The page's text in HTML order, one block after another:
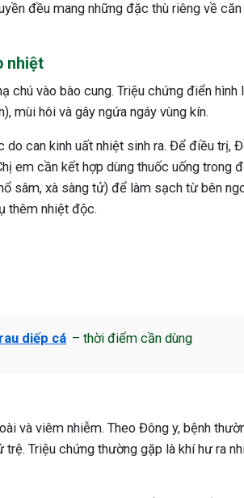
đều mang những đặc thù riêng về căn
nhiệt
chú vào bào cung. Triệu chứng điển hình
mùi hôi và gây ngứa ngáy vùng kín.
do can kinh uất nhiệt sinh ra. Để điều trị,
em cần kết hợp dùng thuốc uống trong
sâm, xà sàng tử) để làm sạch từ bên
thêm nhiệt độc.
diếp cá – thời điểm cần dùng
và viêm nhiễm. Theo Đông y, bệnh
Triệu chứng thường gặp là khí hư ra